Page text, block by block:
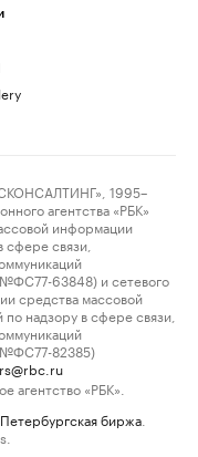
1995–
агентства «РБК»
информации
связи,
63848) и сетевого
средства массовой
надзору в сфере связи,
№ФС77-82385)
агентство «РБК».
биржа